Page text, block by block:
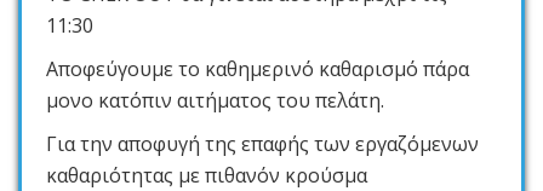
11:30
Αποφεύγουμε το καθημερινό καθαρισμό πάρα
μονο κατόπιν αιτήματος του πελάτη.
Για την αποφυγή της επαφής των εργαζόμενων
καθαριότητας με πιθανόν κρούσμα